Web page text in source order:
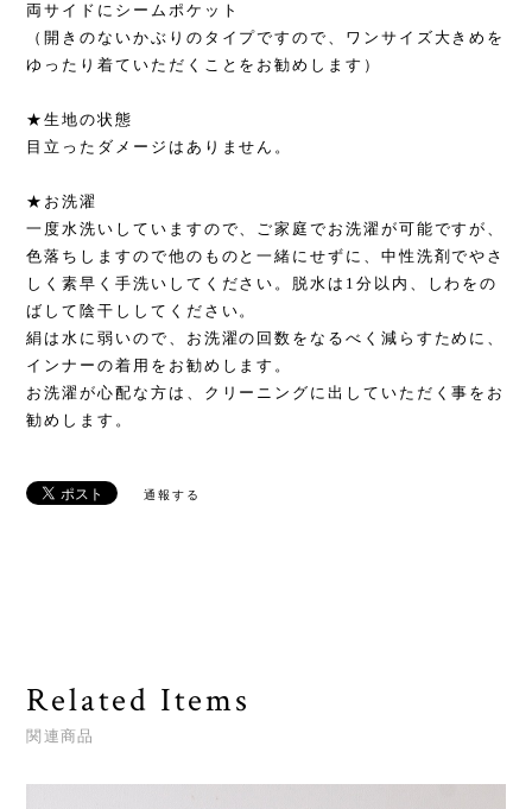
両サイドにシームポケット
（開きのないかぶりのタイプですので、ワンサイズ大きめを
ゆったり着ていただくことをお勧めします）
★生地の状態
目立ったダメージはありません。
★お洗濯
一度水洗いしていますので、ご家庭でお洗濯が可能ですが、
色落ちしますので他のものと一緒にせずに、中性洗剤でやさ
しく素早く手洗いしてください。脱水は1分以内、しわをの
ばして陰干ししてください。
絹は水に弱いので、お洗濯の回数をなるべく減らすために、
インナーの着用をお勧めします。
お洗濯が心配な方は、クリーニングに出していただく事をお
勧めします。
通報する
Related Items
関連商品